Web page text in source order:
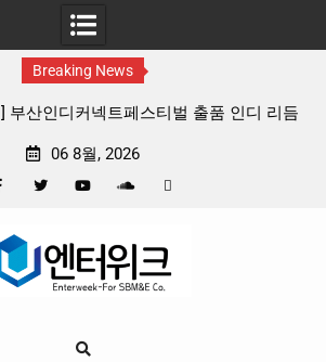
Breaking News
판타지 케이팝 애니메이션 ‘고스트밴드’ 8월
06 8월, 2026
Google